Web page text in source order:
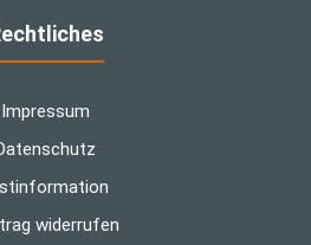
Impressum
widerrufen